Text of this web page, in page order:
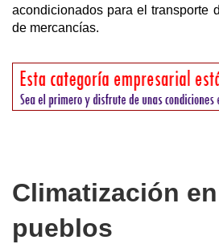
acondicionados para el transporte
de mercancías.
Climatización
pueblos